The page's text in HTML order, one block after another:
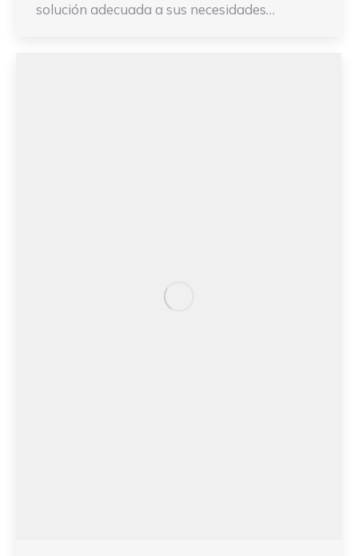
solución adecuada a sus necesidades…